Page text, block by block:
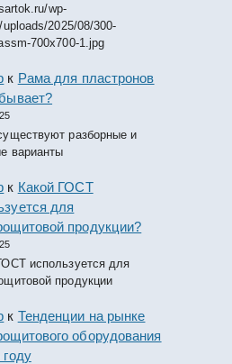
wp-
2025/08/300-
700x700-1.jpg
к Рама для пластронов
разборные и
варианты
к Какой ГОСТ
для
продукции?
используется для
продукции
к Тенденции на рынке
оборудования
году